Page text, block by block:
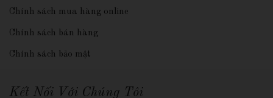
Chính sách mua hàng online
Chính sách bán hàng
Chính sách bảo mật
Kết Nối Với Chúng Tôi